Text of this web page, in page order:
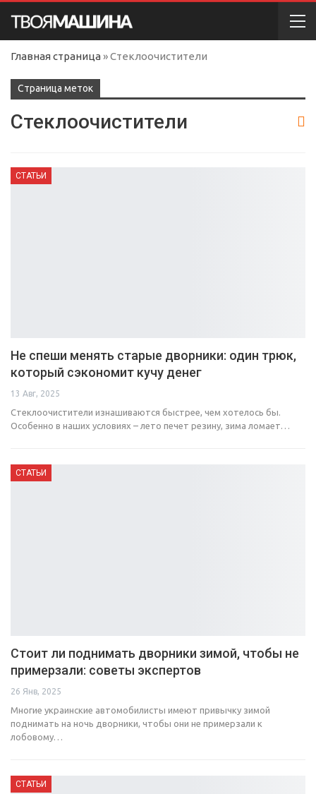
Главная страница »Стеклоочистители
Cтраница меток
Стеклоочистители
СТАТЬИ
Не спеши менять старые дворники: один трюк,
который сэкономит кучу денег
13 Авг, 2025
Стеклоочистители изнашиваются быстрее, чем хотелось бы.
Особенно в наших условиях – лето печет резину, зима ломает…
СТАТЬИ
Стоит ли поднимать дворники зимой, чтобы не
примерзали: советы экспертов
26 Янв, 2025
Многие украинские автомобилисты имеют привычку зимой
поднимать на ночь дворники, чтобы они не примерзали к
лобовому…
СТАТЬИ